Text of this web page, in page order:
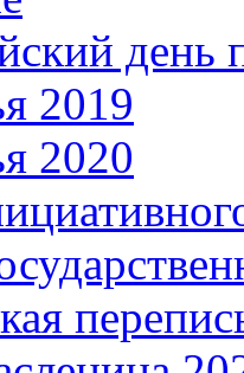
день
2019
2020